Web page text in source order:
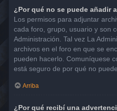
¿Por qué no se puede añadir
Los permisos para adjuntar
cada foro, grupo, usuario y son
Administración. Tal vez La
archivos en el foro en que se
pueden hacerlo. Comuníquese
está seguro de por qué no
Arriba
¿Por qué recibí una